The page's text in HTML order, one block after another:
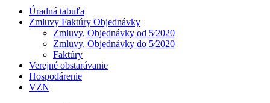
Úradná tabuľa
Zmluvy Faktúry Objednávky
Zmluvy, Objednávky od 5⁄2020
Zmluvy, Objednávky do 5⁄2020
Faktúry
Verejné obstarávanie
Hospodárenie
VZN